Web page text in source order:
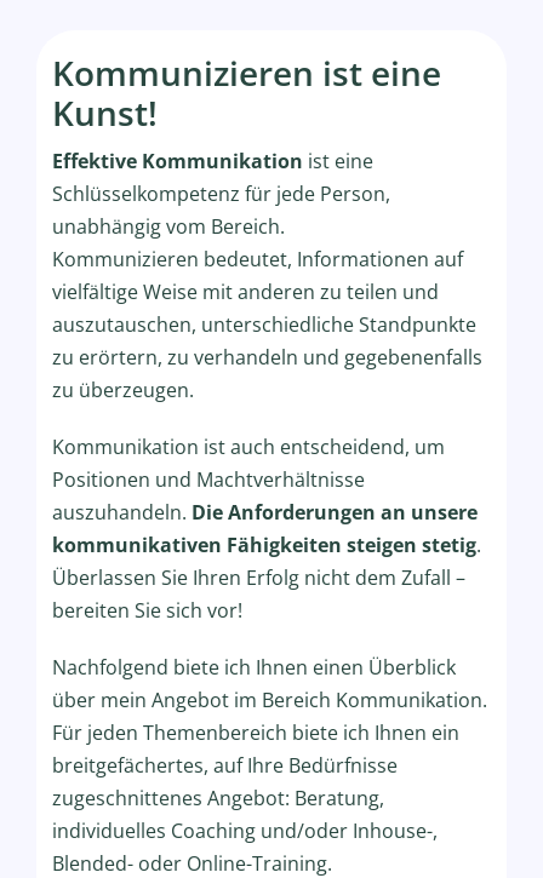
Kommunizieren ist eine
Kunst!
Effektive Kommunikation ist eine
Schlüsselkompetenz für jede Person,
unabhängig vom Bereich.
Kommunizieren bedeutet, Informationen auf
vielfältige Weise mit anderen zu teilen und
auszutauschen, unterschiedliche Standpunkte
zu erörtern, zu verhandeln und gegebenenfalls
zu überzeugen.
Kommunikation ist auch entscheidend, um
Positionen und Machtverhältnisse
auszuhandeln. Die Anforderungen an unsere
kommunikativen Fähigkeiten steigen stetig.
Überlassen Sie Ihren Erfolg nicht dem Zufall –
bereiten Sie sich vor!
Nachfolgend biete ich Ihnen einen Überblick
über mein Angebot im Bereich Kommunikation.
Für jeden Themenbereich biete ich Ihnen ein
breitgefächertes, auf Ihre Bedürfnisse
zugeschnittenes Angebot: Beratung,
individuelles Coaching und/oder Inhouse-,
Blended- oder Online-Training.